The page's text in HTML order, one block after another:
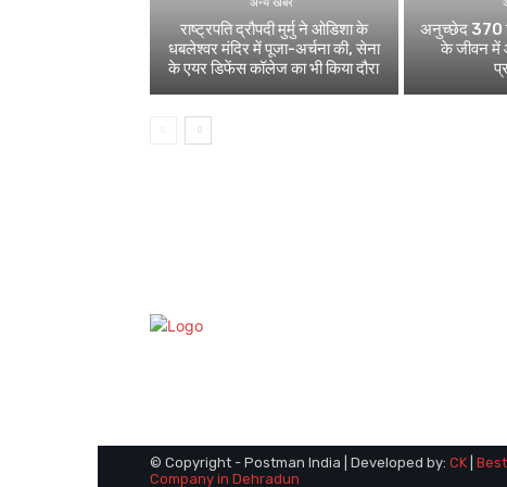
अन्य खबर
राष्ट्रपति द्रौपदी मुर्मु ने ओडिशा के
धबलेश्वर मंदिर में पूजा-अर्चना की, सेना
के एयर डिफेंस कॉलेज का भी किया दौरा
अनुच्छेद 370
के जीवन में
© Copyright - Postman India | Developed by: CK
Company in Dehradun